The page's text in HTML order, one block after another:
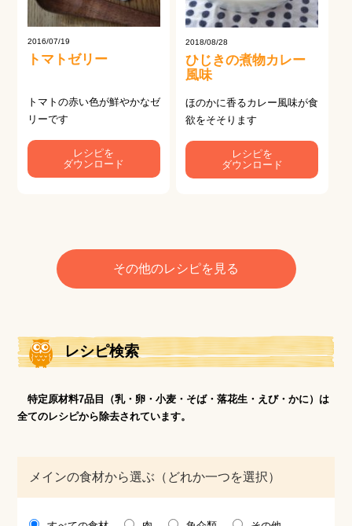
2016/07/19
トマトゼリー
トマトの赤い色が鮮やかなゼ
リーです
レシピを
ダウンロード
2018/08/28
ひじきの煮物カレー
風味
ほのかに香るカレー風味が食
欲をそそります
レシピを
ダウンロード
その他のレシピを見る
レシピ検索
特定原材料7品目（乳・卵・小麦・そば・落花生・えび・かに）は
全てのレシピから除去されています。
メインの食材から選ぶ（どれか一つを選択）